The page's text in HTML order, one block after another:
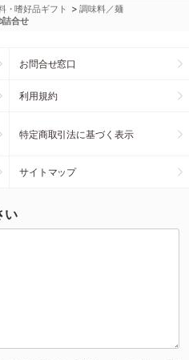
・嗜好品ギフト >調味料／麺
詰合せ
お問合せ窓口
利用規約
特定商取引法に基づく表示
サイトマップ
い